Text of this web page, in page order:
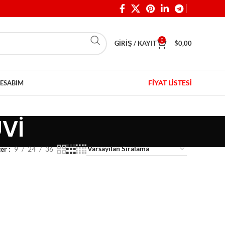
GIRIŞ / KAYIT 0 $0,00
FİYAT LİSTESİ
9 24 36